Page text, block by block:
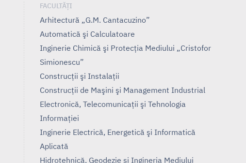
FACULTĂȚI
Arhitectură „G.M. Cantacuzino”
Automatică şi Calculatoare
Inginerie Chimică şi Protecţia Mediului „Cristofor
Simionescu”
Construcţii şi Instalaţii
Construcţii de Maşini şi Management Industrial
Electronică, Telecomunicaţii şi Tehnologia
Informaţiei
Inginerie Electrică, Energetică şi Informatică
Aplicată
Hidrotehnică, Geodezie şi Ingineria Mediului